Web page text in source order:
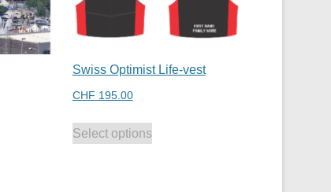
Swiss Optimist Life-vest
CHF 195.00
Select options